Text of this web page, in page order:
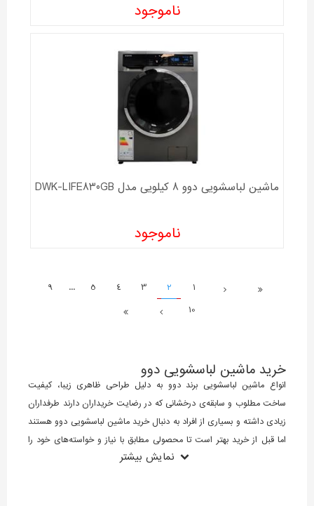
ناموجود
ماشین لباسشویی دوو 8 کیلویی مدل DWK-LIFE830GB
ناموجود
1
2
3
4
5
...
9
10
خرید ماشین لباسشویی دوو
انواع ماشین لباسشویی برند دوو به دلیل طراحی ظاهری زیبا، کیفیت
ساخت مطلوب و سابقه‌ی درخشانی که در رضایت خریداران دارند طرفداران
زیادی داشته و بسیاری از افراد به دنبال خرید ماشین لباسشویی دوو هستند
اما قبل از خرید بهتر است تا محصولی مطابق با نیاز و خواسته‌های خود را
انتخاب کنند در نتیجه حتما موارد زیر را بررسی کنید:
نمایش بیشتر